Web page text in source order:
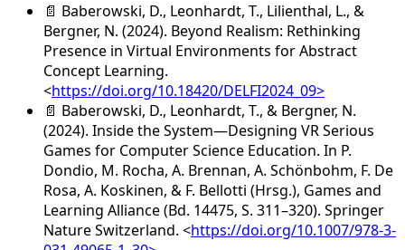
📄 Baberowski, D., Leonhardt, T., Lilienthal, L., &
Bergner, N. (2024). Beyond Realism: Rethinking
Presence in Virtual Environments for Abstract
Concept Learning.
<https://doi.org/10.18420/DELFI2024_09>
📄 Baberowski, D., Leonhardt, T., & Bergner, N.
(2024). Inside the System—Designing VR Serious
Games for Computer Science Education. In P.
Dondio, M. Rocha, A. Brennan, A. Schönbohm, F. De
Rosa, A. Koskinen, & F. Bellotti (Hrsg.), Games and
Learning Alliance (Bd. 14475, S. 311–320). Springer
Nature Switzerland. <https://doi.org/10.1007/978-3-